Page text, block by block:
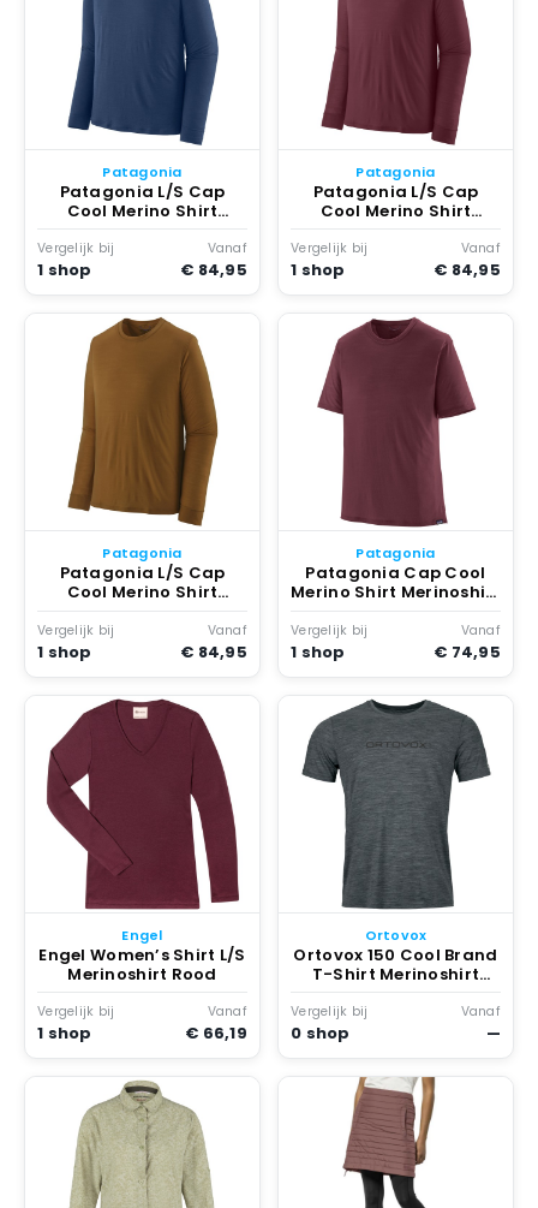
Patagonia
Patagonia L/S Cap
Cool Merino Shirt
Merinoshirt Blauw
Vergelijk bij
1 shop
Vanaf
€ 84,95
Patagonia
Patagonia L/S Cap
Cool Merino Shirt
Merinoshirt Rood
Vergelijk bij
1 shop
Vanaf
€ 84,95
Patagonia
Patagonia L/S Cap
Cool Merino Shirt
Merinoshirt Bruin
Vergelijk bij
1 shop
Vanaf
€ 84,95
Patagonia
Patagonia Cap Cool
Merino Shirt Merinoshirt
Rood
Vergelijk bij
1 shop
Vanaf
€ 74,95
Engel
Engel Women’s Shirt L/S
Merinoshirt Rood
Vergelijk bij
1 shop
Vanaf
€ 66,19
Ortovox
Ortovox 150 Cool Brand
T-Shirt Merinoshirt
Grijs
Vergelijk bij
0 shop
Vanaf
—